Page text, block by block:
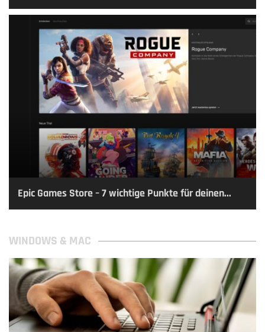
Epic Games Store – 7 wichtige Punkte für deinen...
WINDOWS & MAC